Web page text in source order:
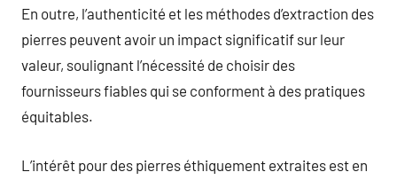
En outre, l’authenticité et les méthodes d’extraction des
pierres peuvent avoir un impact significatif sur leur
valeur, soulignant l’nécessité de choisir des
fournisseurs fiables qui se conforment à des pratiques
équitables.
L’intérêt pour des pierres éthiquement extraites est en